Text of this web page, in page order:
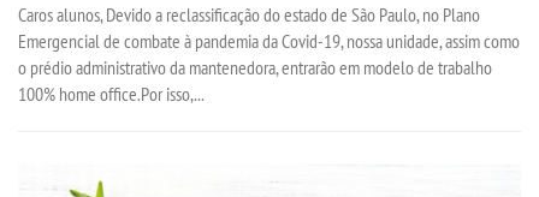
Caros alunos, Devido a reclassificação do estado de São Paulo, no Plano
Emergencial de combate à pandemia da Covid-19, nossa unidade, assim como
o prédio administrativo da mantenedora, entrarão em modelo de trabalho
100% home office.Por isso,...